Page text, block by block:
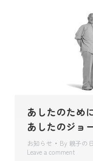
あしたのため
あしたのジョ
お知らせ By 親子の
Leave a comment